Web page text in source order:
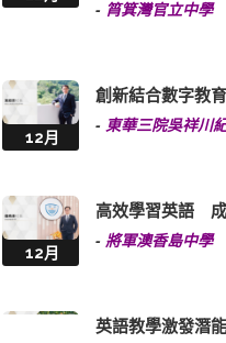
- 筲箕灣官立中學
12月
創新結合數字教
- 東華三院吳祥川
12月
高效學習英語
- 將軍澳香島中學
英語教學激發潛